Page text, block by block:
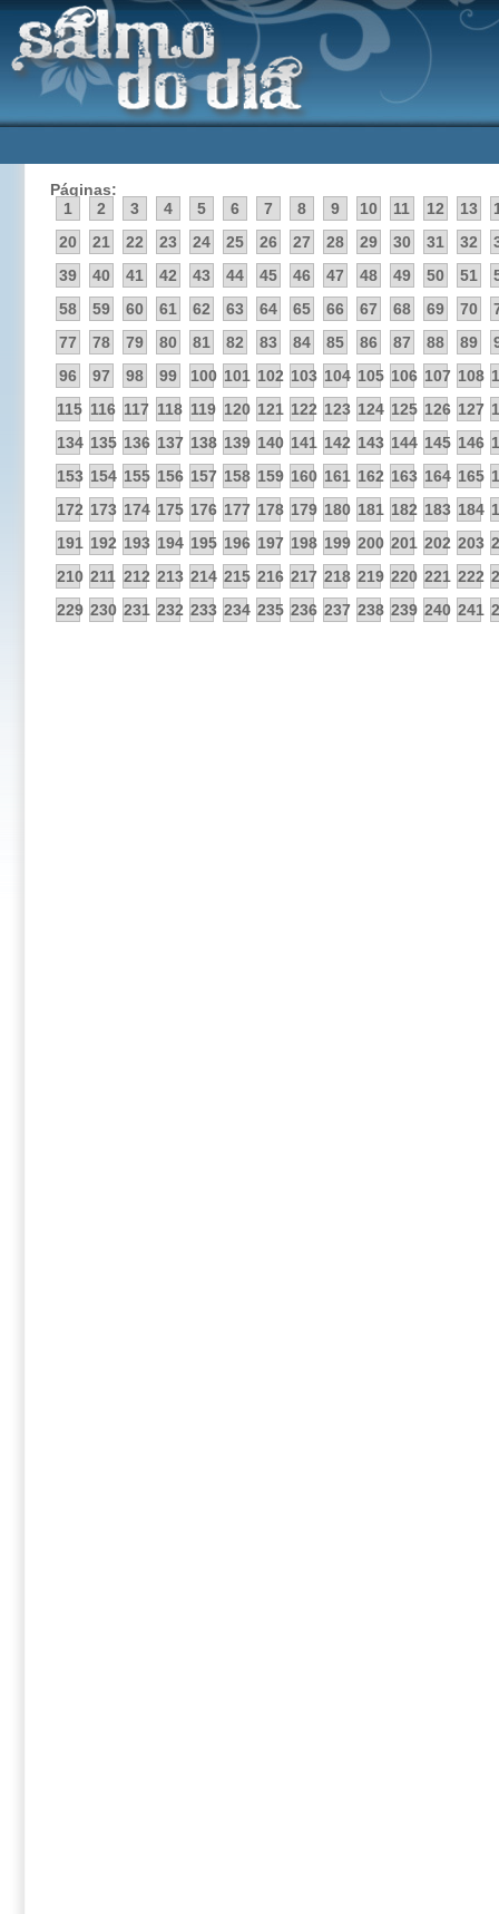
Páginas:
1
2 3 4 5 6 7 8 9 10 11 12 13
20
21 22 23 24 25 26 27 28 29 30 31 32
39
40 41 42 43 44 45 46 47 48 49 50 51
58
59 60 61 62 63 64 65 66 67 68 69 70
77
78 79 80 81 82 83 84 85 86 87 88 89
96
97 98 99 100 101 102 103 104 105 106 107 108
115 116 117 118 119 120 121 122 123 124 125 126 127
134 135 136 137 138 139 140 141 142 143 144 145 146
153 154 155 156 157 158 159 160 161 162 163 164 165
172 173 174 175 176 177 178 179 180 181 182 183 184
191 192 193 194 195 196 197 198 199 200 201 202 203
210 211 212 213 214 215 216 217 218 219 220 221 222
229 230 231 232 233 234 235 236 237 238 239 240 241